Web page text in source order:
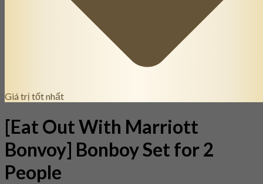
Giá trị tốt nhất
[Eat Out With Marriott
Bonvoy] Bonboy Set for 2
People